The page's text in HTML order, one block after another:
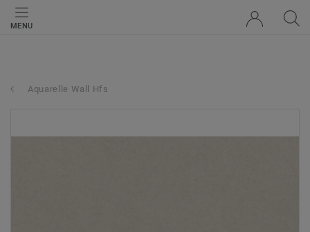
MENU
Aquarelle Wall Hfs